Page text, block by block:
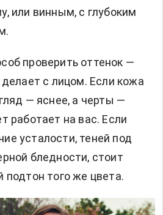
или винным, с глубоким
проверить оттенок —
с лицом. Если кожа
— яснее, а черты —
работает на вас. Если
усталости, теней под
бледности, стоит
подтон того же цвета.